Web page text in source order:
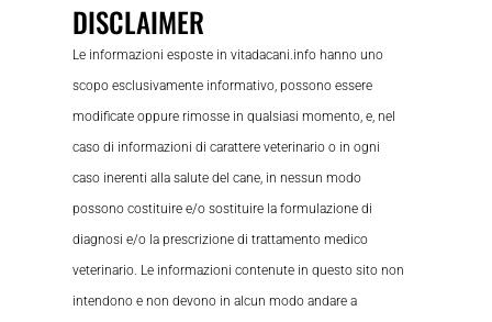
DISCLAIMER
Le informazioni esposte in vitadacani.info hanno uno
scopo esclusivamente informativo, possono essere
modificate oppure rimosse in qualsiasi momento, e, nel
caso di informazioni di carattere veterinario o in ogni
caso inerenti alla salute del cane, in nessun modo
possono costituire e/o sostituire la formulazione di
diagnosi e/o la prescrizione di trattamento medico
veterinario. Le informazioni contenute in questo sito non
intendono e non devono in alcun modo andare a